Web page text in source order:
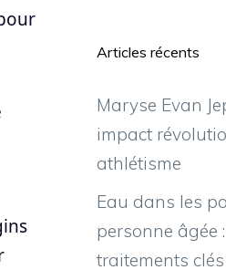
Articles récents
Maryse Evan
impact
athlétisme
Eau dans les
personne âgée
traitements clés